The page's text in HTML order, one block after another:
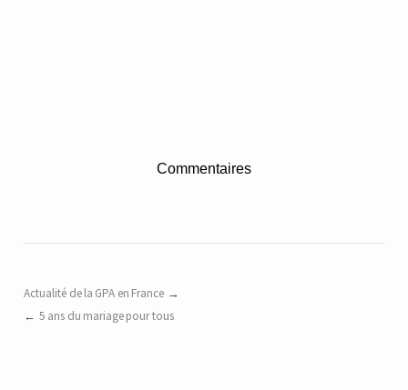
Commentaires
Actualité de la GPA en France
5 ans du mariage pour tous